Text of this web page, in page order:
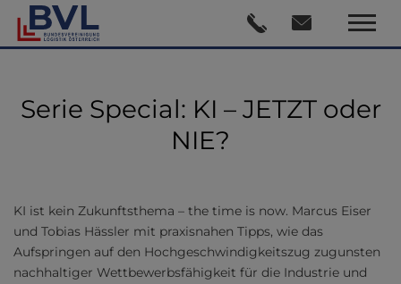
Serie Special: KI – JETZT oder
NIE?
KI ist kein Zukunftsthema – the time is now. Marcus Eiser
und Tobias Hässler mit praxisnahen Tipps, wie das
Aufspringen auf den Hochgeschwindigkeitszug zugunsten
nachhaltiger Wettbewerbsfähigkeit für die Industrie und